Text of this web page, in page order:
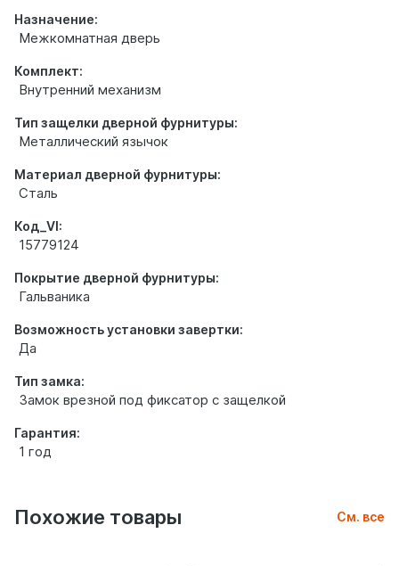
Назначение:
Межкомнатная дверь
Комплект:
Внутренний механизм
Тип защелки дверной фурнитуры:
Металлический язычок
Материал дверной фурнитуры:
Сталь
Код_VI:
15779124
Покрытие дверной фурнитуры:
Гальваника
Возможность установки завертки:
Да
Тип замка:
Замок врезной под фиксатор с защелкой
Гарантия:
1 год
Похожие товары См. все